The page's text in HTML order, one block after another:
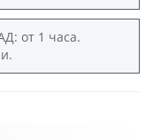
от 1 часа.